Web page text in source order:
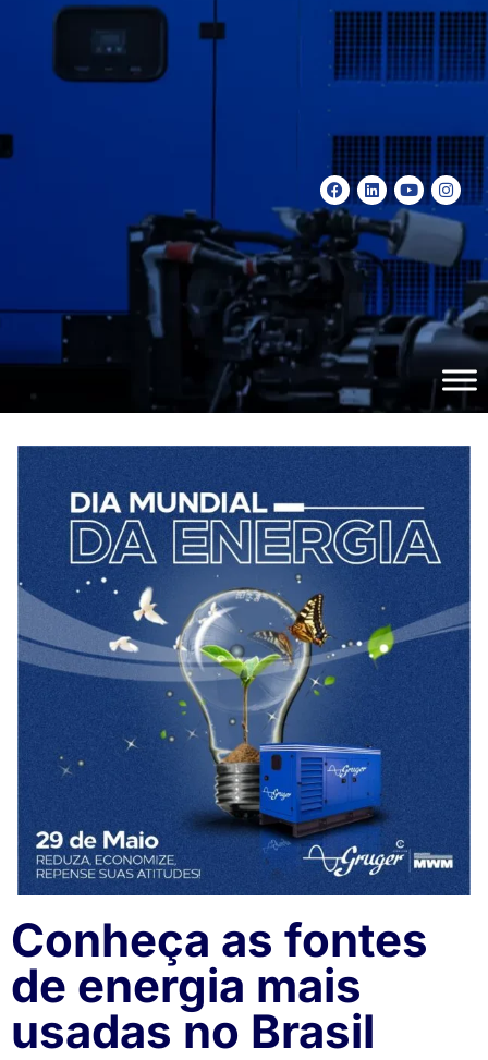
Conheça as fontes
de energia mais
usadas no Brasil